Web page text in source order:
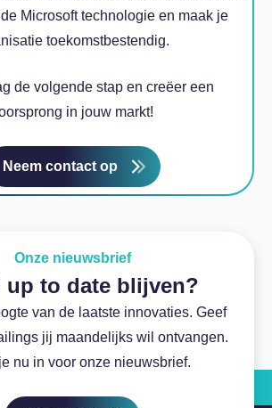
Microsoft technologie en maak je
toekomstbestendig.
de volgende stap en creëer een
in jouw markt!
Neem contact op
Onze nieuwsbrief
to date blijven?
van de laatste innovaties. Geef
jij maandelijks wil ontvangen.
nu in voor onze nieuwsbrief.